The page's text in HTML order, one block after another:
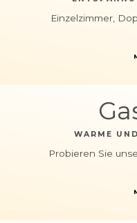
Einzelzimmer,
WARME
Probieren Sie